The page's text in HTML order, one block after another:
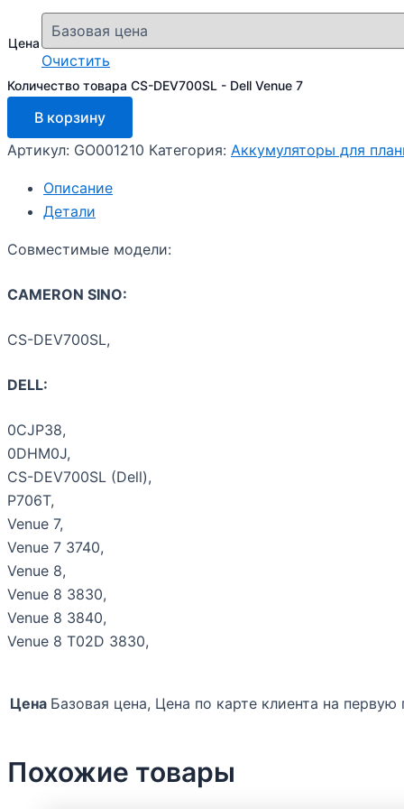
Цена
Очистить
Количество товара CS-DEV700SL - Dell Venue 7
В корзину
Артикул: GO001210 Категория: Аккумуляторы для
Описание
Детали
Совместимые модели:
CAMERON SINO:
CS-DEV700SL,
DELL:
0CJP38,
0DHM0J,
CS-DEV700SL (Dell),
P706T,
Venue 7,
Venue 7 3740,
Venue 8,
Venue 8 3830,
Venue 8 3840,
Venue 8 T02D 3830,
Цена Базовая цена, Цена по карте клиента на первую
Похожие товары